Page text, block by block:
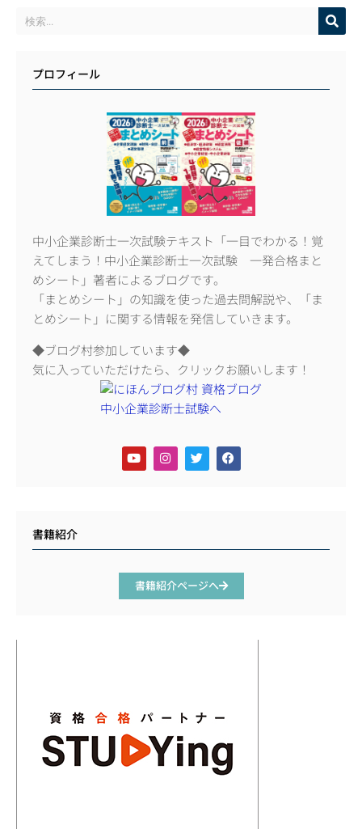
プロフィール
中小企業診断士一次試験テキスト「一目でわかる！覚
えてしまう！中小企業診断士一次試験 一発合格まと
めシート」著者によるブログです。
「まとめシート」の知識を使った過去問解説や、「ま
とめシート」に関する情報を発信していきます。
◆ブログ村参加しています◆
気に入っていただけたら、クリックお願いします！
書籍紹介
書籍紹介ページへ